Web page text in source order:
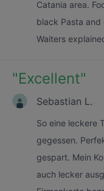
Catania area.
black Pasta
Waiters
"Excellent"
Sebastian L.
So eine leckere
gegessen.
gespart. Mein
auch lecker